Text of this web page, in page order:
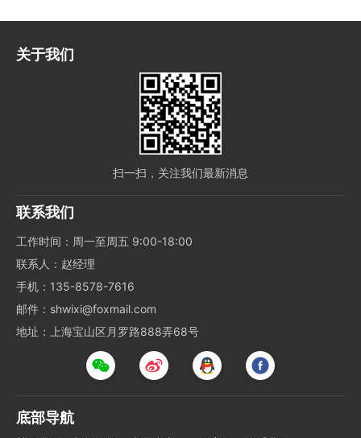
关于我们
扫一扫，关注我们最新消息
联系我们
工作时间：周一至周五 9:00-18:00
联系人：赵经理
手机：135-8578-7616
邮件：shwixi@foxmail.com
地址：上海宝山区月罗路888弄68号
底部导航